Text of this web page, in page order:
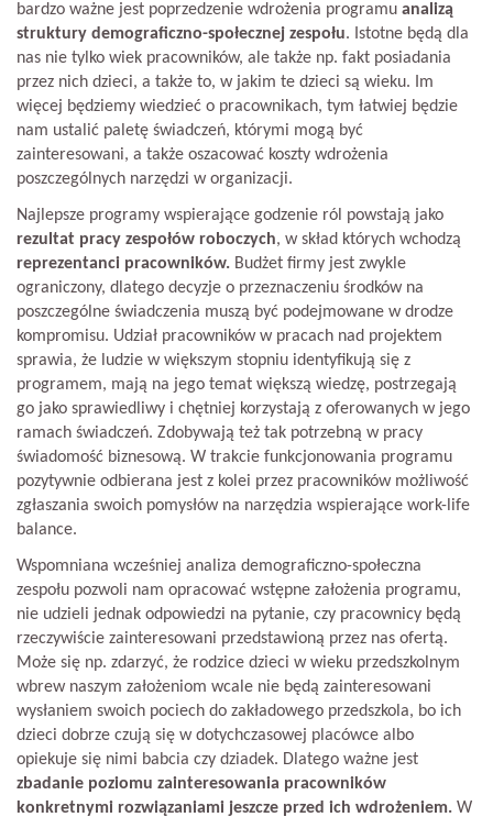
bardzo ważne jest poprzedzenie wdrożenia programu analizą
struktury demograficzno-społecznej zespołu. Istotne będą dla
nas nie tylko wiek pracowników, ale także np. fakt posiadania
przez nich dzieci, a także to, w jakim te dzieci są wieku. Im
więcej będziemy wiedzieć o pracownikach, tym łatwiej będzie
nam ustalić paletę świadczeń, którymi mogą być
zainteresowani, a także oszacować koszty wdrożenia
poszczególnych narzędzi w organizacji.
Najlepsze programy wspierające godzenie ról powstają jako
rezultat pracy zespołów roboczych, w skład których wchodzą
reprezentanci pracowników. Budżet firmy jest zwykle
ograniczony, dlatego decyzje o przeznaczeniu środków na
poszczególne świadczenia muszą być podejmowane w drodze
kompromisu. Udział pracowników w pracach nad projektem
sprawia, że ludzie w większym stopniu identyfikują się z
programem, mają na jego temat większą wiedzę, postrzegają
go jako sprawiedliwy i chętniej korzystają z oferowanych w jego
ramach świadczeń. Zdobywają też tak potrzebną w pracy
świadomość biznesową. W trakcie funkcjonowania programu
pozytywnie odbierana jest z kolei przez pracowników możliwość
zgłaszania swoich pomysłów na narzędzia wspierające work-life
balance.
Wspomniana wcześniej analiza demograficzno-społeczna
zespołu pozwoli nam opracować wstępne założenia programu,
nie udzieli jednak odpowiedzi na pytanie, czy pracownicy będą
rzeczywiście zainteresowani przedstawioną przez nas ofertą.
Może się np. zdarzyć, że rodzice dzieci w wieku przedszkolnym
wbrew naszym założeniom wcale nie będą zainteresowani
wysłaniem swoich pociech do zakładowego przedszkola, bo ich
dzieci dobrze czują się w dotychczasowej placówce albo
opiekuje się nimi babcia czy dziadek. Dlatego ważne jest
zbadanie poziomu zainteresowania pracowników
konkretnymi rozwiązaniami jeszcze przed ich wdrożeniem. W